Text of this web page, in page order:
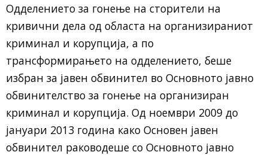
Одделението за гонење на сторители на
кривични дела од областа на организираниот
криминал и корупција, а по
трансформирањето на одделението, беше
избран за јавен обвинител во Основното јавно
обвинителство за гонење на организиран
криминал и корупција. Од ноември 2009 до
јануари 2013 година како Основен јавен
обвинител раководеше со Основното јавно